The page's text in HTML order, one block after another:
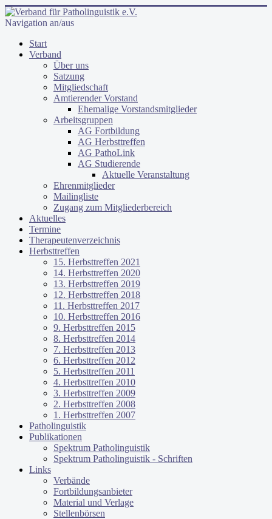
Navigation an/aus
Start
Verband
Über uns
Satzung
Mitgliedschaft
Amtierender Vorstand
Ehemalige Vorstandsmitglieder
Arbeitsgruppen
AG Fortbildung
AG Herbsttreffen
AG PathoLink
AG Studierende
Aktuelle Veranstaltung
Ehrenmitglieder
Mailingliste
Zugang zum Mitgliederbereich
Aktuelles
Termine
Therapeutenverzeichnis
Herbsttreffen
15. Herbsttreffen 2021
14. Herbsttreffen 2020
13. Herbsttreffen 2019
12. Herbsttreffen 2018
11. Herbsttreffen 2017
10. Herbsttreffen 2016
9. Herbsttreffen 2015
8. Herbsttreffen 2014
7. Herbsttreffen 2013
6. Herbsttreffen 2012
5. Herbsttreffen 2011
4. Herbsttreffen 2010
3. Herbsttreffen 2009
2. Herbsttreffen 2008
1. Herbsttreffen 2007
Patholinguistik
Publikationen
Spektrum Patholinguistik
Spektrum Patholinguistik - Schriften
Links
Verbände
Fortbildungsanbieter
Material und Verlage
Stellenbörsen